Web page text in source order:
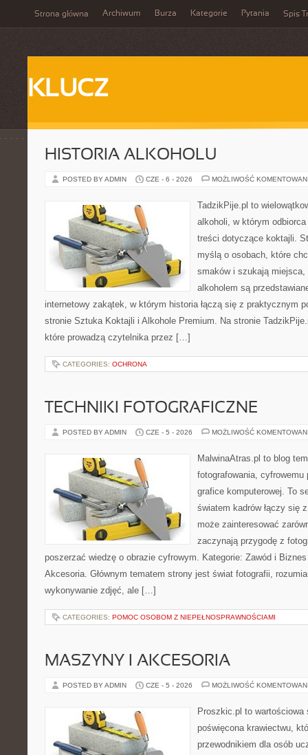
Strona główna Archiwum Burza Kategorie Pytania Spis
KLUCZ
HISTORIA ALKOHOLU
POSTED BY ADMIN CZE - 6 - 2026 MOŻLIWOŚĆ
TadzikPije.pl to
alkoholi, w którym
treści dotyczące koktajli.
myślą o osobach, które
smaków i szukają
alkoholem są
internetowy zakątek, w którym historia łączą się z praktycznym
stronie Sztuka Koktajli i Alkohole Premium. Na stronie
które prowadzą czytelnika przez […]
CATEGORIES: OCHRONA
TECHNIKI FOTOGRAFICZNE
POSTED BY ADMIN CZE - 5 - 2026 MOŻLIWOŚĆ
MalwinaAtras.pl to blog
fotografowania, cyfrowemu
grafice komputerowej. To
światem kadrów łączy się
może zainteresować
zaczynają przygodę z
poszerzać wiedzę o obrazie cyfrowym. Kategorie: Zawód i
Akcesoria. Głównym tematem strony jest świat fotografii,
wykonywanie zdjęć, ale […]
CATEGORIES: POMOC OSOBOM Z NIEPEŁNOSPRAWNOŚCIAMI
MASZYNY I AKCESORIA
POSTED BY ADMIN CZE - 5 - 2026 MOŻLIWOŚĆ
Proszkic.pl to wartościowa
poświęcona krawiectwu,
przewodnikiem dla osób